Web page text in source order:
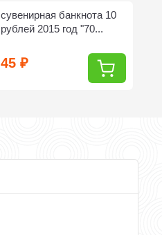
сувенирная банкнота 10
рублей 2015 год "70...
45₽